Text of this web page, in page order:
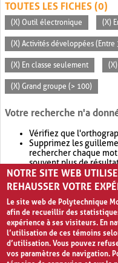
TOUTES LES FICHES (0)
(X) Outil électronique (X)
(X) Activités développées
(X) En classe seulement
(X) Grand groupe (> 100)
Votre recherche n'a
Vérifiez que
Supprimez les
rechercher chaque
souvent plus de
Envisagez d'élargir
retournera souvent
NOTRE SITE WEB
REHAUSSER VOTRE
Le site web de Polytechnique
afin de recueillir des
expérience à ses visiteurs. En
l’utilisation de ces témoins
d’utilisation. Vous pouvez
vos paramètres de navigation.